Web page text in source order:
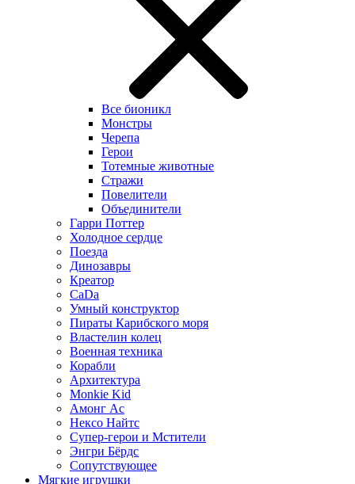
Все бионикл
Монстры
Черепа
Герои
Тотемные животные
Стражи
Повелители
Объединители
Гарри Поттер
Холодное сердце
Поезда
Динозавры
Креатор
CaDa
Умный конструктор
Пираты Карибского моря
Властелин колец
Военная техника
Корабли
Архитектура
Monkie Kid
Амонг Ас
Нексо Найтс
Супер-герои и Мстители
Энгри Бёрдс
Сопутствующее
Мягкие игрушки